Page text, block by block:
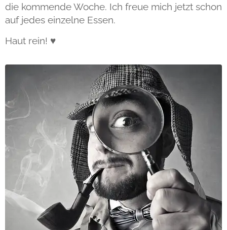
die kommende Woche. Ich freue mich jetzt schon
auf jedes einzelne Essen.
Haut rein! ♥